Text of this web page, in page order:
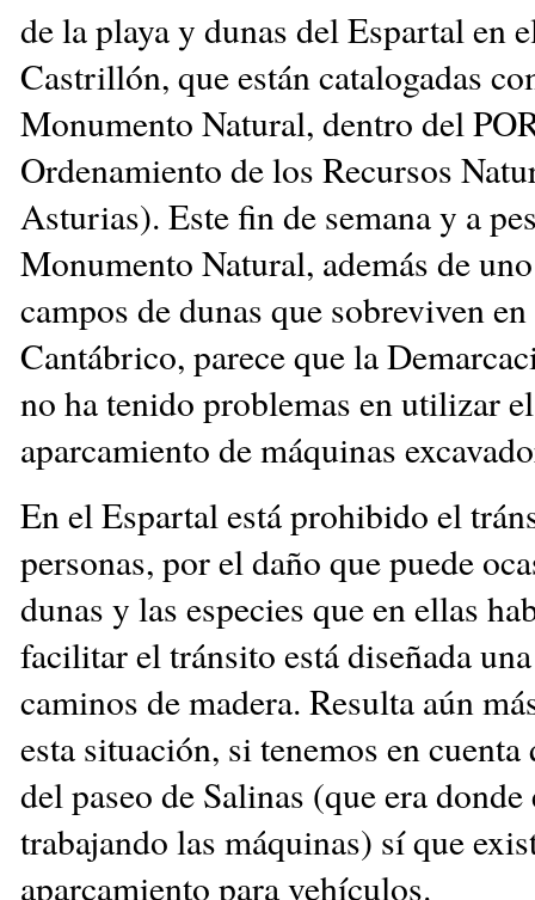
de la playa y dunas del Espartal en
Castrillón, que están catalogadas
Monumento Natural, dentro del
Ordenamiento de los Recursos
Asturias). Este fin de semana y a
Monumento Natural, además de
campos de dunas que sobreviven
Cantábrico, parece que la
no ha tenido problemas en utilizar
aparcamiento de máquinas
En el Espartal está prohibido el
personas, por el daño que puede
dunas y las especies que en ellas
facilitar el tránsito está diseñada
caminos de madera. Resulta aún
esta situación, si tenemos en
del paseo de Salinas (que era donde
trabajando las máquinas) sí que
aparcamiento para vehículos.